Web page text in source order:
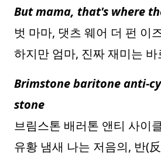
But mama, that's where
벗 마마, 댓츠 웨어 더 펀 이
하지만 엄마, 진짜 재미는
Brimstone baritone anti-
stone
브림스톤 배러톤 앤티 사이
유황 냄새 나는 저음의, 반(